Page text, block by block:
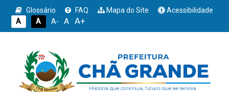
Glossário FAQ Mapa do Site
Acessibilidade
A
A A- A A+